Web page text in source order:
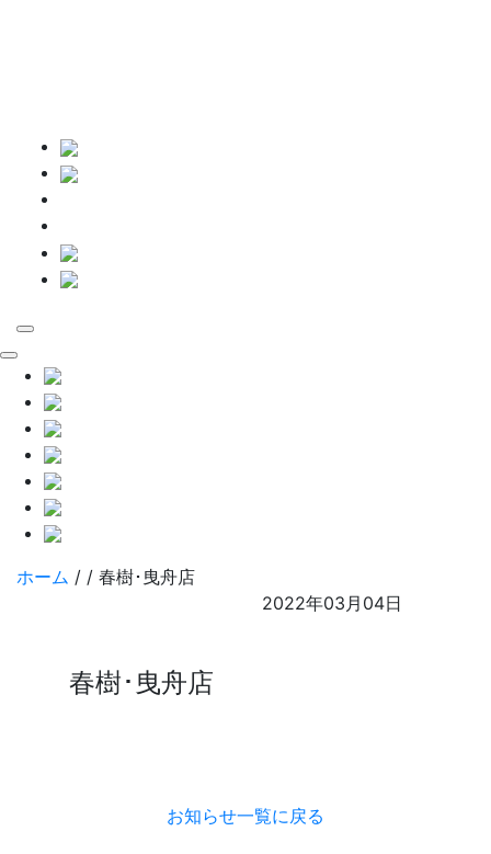
ホーム / / 春樹･曳舟店
2022年03月04日
春樹･曳舟店
お知らせ一覧に戻る